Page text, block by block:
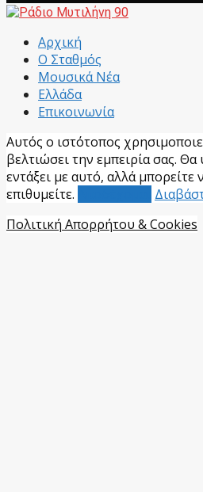
Αρχική
Ο Σταθμός
Μουσικά Νέα
Ελλάδα
Επικοινωνία
Αυτός ο ιστότοπος
βελτιώσει την εμπειρία σας.
εντάξει με αυτό, αλλά μπορείτε
επιθυμείτε.
Πολιτική Απορρήτου & Cookies